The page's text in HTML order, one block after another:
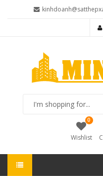
shopping
0
Wishlist